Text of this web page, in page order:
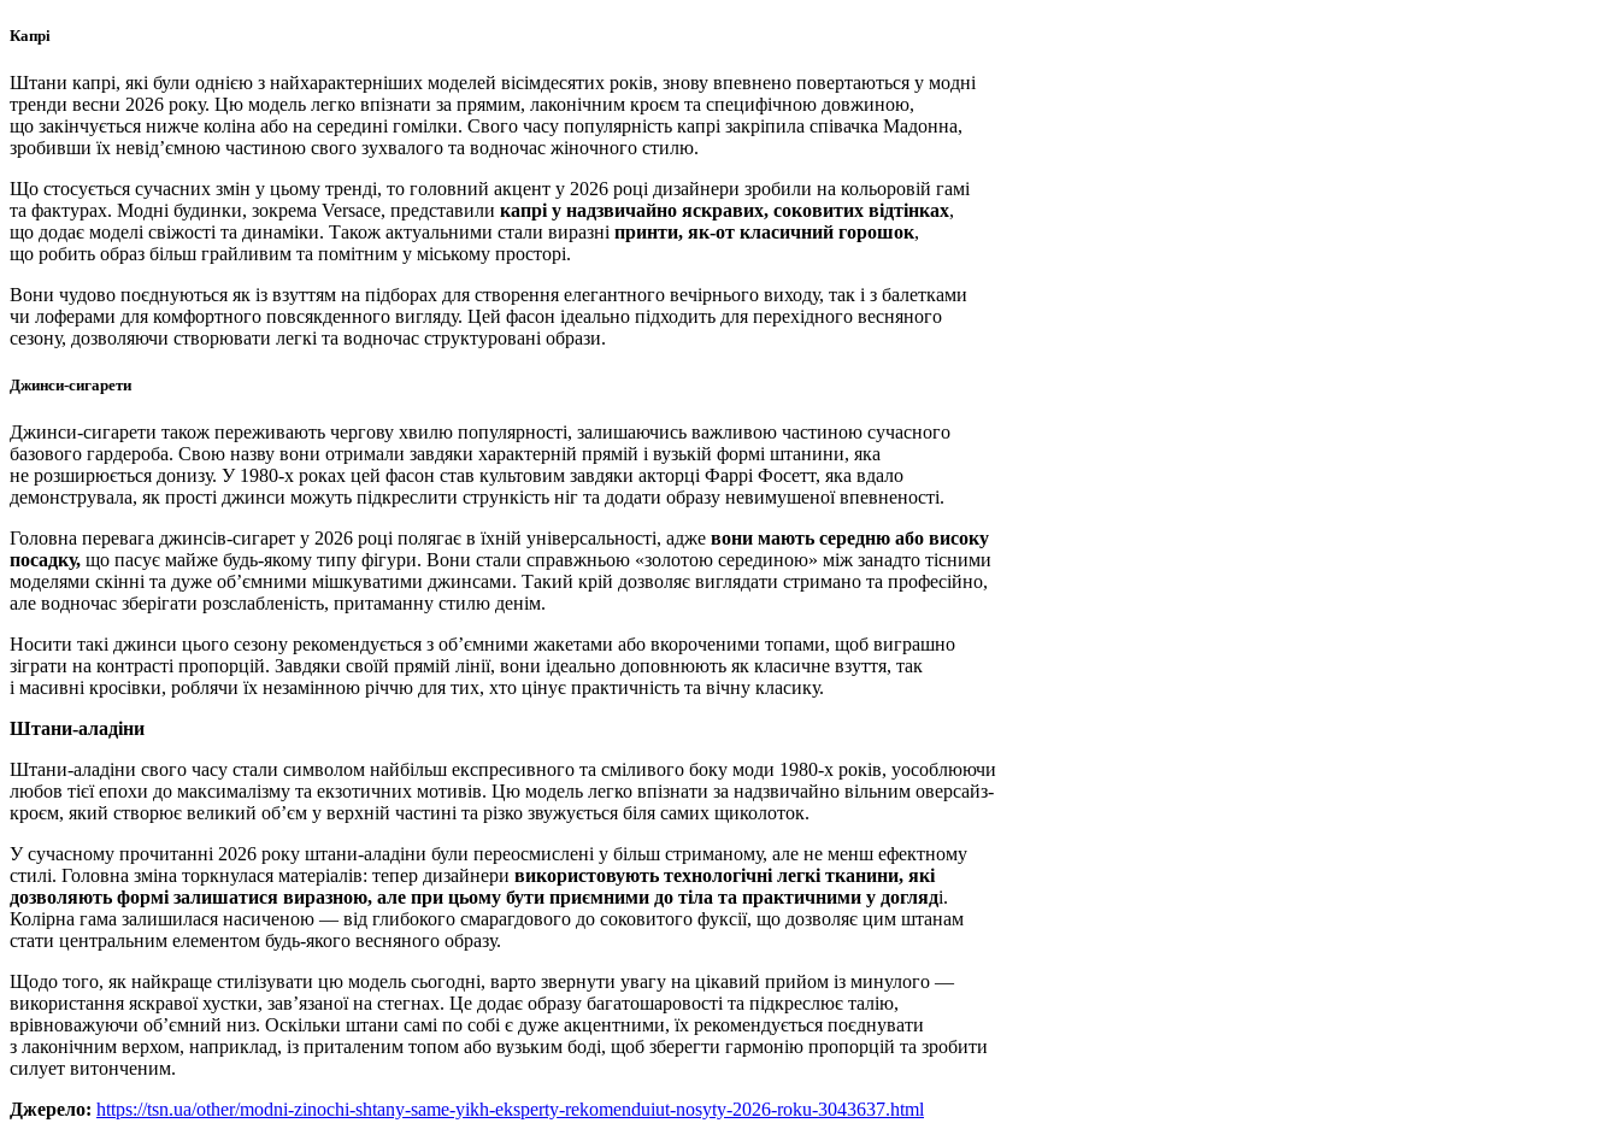
Капрі
Штани капрі, які були однією з найхарактерніших моделей вісімдесятих років, знову впевнено повертаються у модні
тренди весни 2026 року. Цю модель легко впізнати за прямим, лаконічним кроєм та специфічною довжиною,
що закінчується нижче коліна або на середині гомілки. Свого часу популярність капрі закріпила співачка Мадонна,
зробивши їх невід’ємною частиною свого зухвалого та водночас жіночного стилю.
Що стосується сучасних змін у цьому тренді, то головний акцент у 2026 році дизайнери зробили на кольоровій гамі
та фактурах. Модні будинки, зокрема Versace, представили капрі у надзвичайно яскравих, соковитих відтінках,
що додає моделі свіжості та динаміки. Також актуальними стали виразні принти, як-от класичний горошок,
що робить образ більш грайливим та помітним у міському просторі.
Вони чудово поєднуються як із взуттям на підборах для створення елегантного вечірнього виходу, так і з балетками
чи лоферами для комфортного повсякденного вигляду. Цей фасон ідеально підходить для перехідного весняного
сезону, дозволяючи створювати легкі та водночас структуровані образи.
Джинси-сигарети
Джинси-сигарети також переживають чергову хвилю популярності, залишаючись важливою частиною сучасного
базового гардероба. Свою назву вони отримали завдяки характерній прямій і вузькій формі штанини, яка
не розширюється донизу. У 1980-х роках цей фасон став культовим завдяки акторці Фаррі Фосетт, яка вдало
демонструвала, як прості джинси можуть підкреслити стрункість ніг та додати образу невимушеної впевненості.
Головна перевага джинсів-сигарет у 2026 році полягає в їхній універсальності, адже вони мають середню або високу
посадку, що пасує майже будь-якому типу фігури. Вони стали справжньою «золотою серединою» між занадто тісними
моделями скінні та дуже об’ємними мішкуватими джинсами. Такий крій дозволяє виглядати стримано та професійно,
але водночас зберігати розслабленість, притаманну стилю денім.
Носити такі джинси цього сезону рекомендується з об’ємними жакетами або вкороченими топами, щоб виграшно
зіграти на контрасті пропорцій. Завдяки своїй прямій лінії, вони ідеально доповнюють як класичне взуття, так
і масивні кросівки, роблячи їх незамінною річчю для тих, хто цінує практичність та вічну класику.
Штани-аладіни
Штани-аладіни свого часу стали символом найбільш експресивного та сміливого боку моди 1980-х років, уособлюючи
любов тієї епохи до максималізму та екзотичних мотивів. Цю модель легко впізнати за надзвичайно вільним оверсайз-
кроєм, який створює великий об’єм у верхній частині та різко звужується біля самих щиколоток.
У сучасному прочитанні 2026 року штани-аладіни були переосмислені у більш стриманому, але не менш ефектному
стилі. Головна зміна торкнулася матеріалів: тепер дизайнери використовують технологічні легкі тканини, які
дозволяють формі залишатися виразною, але при цьому бути приємними до тіла та практичними у догляді.
Колірна гама залишилася насиченою — від глибокого смарагдового до соковитого фуксії, що дозволяє цим штанам
стати центральним елементом будь-якого весняного образу.
Щодо того, як найкраще стилізувати цю модель сьогодні, варто звернути увагу на цікавий прийом із минулого —
використання яскравої хустки, зав’язаної на стегнах. Це додає образу багатошаровості та підкреслює талію,
врівноважуючи об’ємний низ. Оскільки штани самі по собі є дуже акцентними, їх рекомендується поєднувати
з лаконічним верхом, наприклад, із приталеним топом або вузьким боді, щоб зберегти гармонію пропорцій та зробити
силует витонченим.
Джерело: https://tsn.ua/other/modni-zinochi-shtany-same-yikh-eksperty-rekomenduiut-nosyty-2026-roku-3043637.html